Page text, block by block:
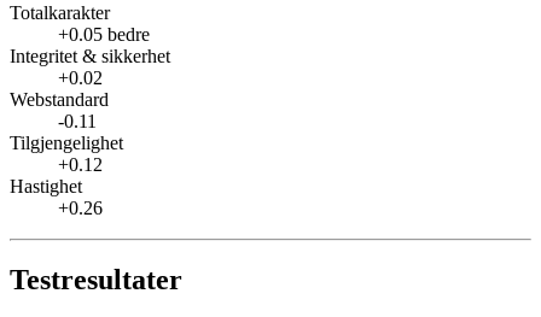
Totalkarakter
+0.05 bedre
Integritet & sikkerhet
+0.02
Webstandard
-0.11
Tilgjengelighet
+0.12
Hastighet
+0.26
Testresultater